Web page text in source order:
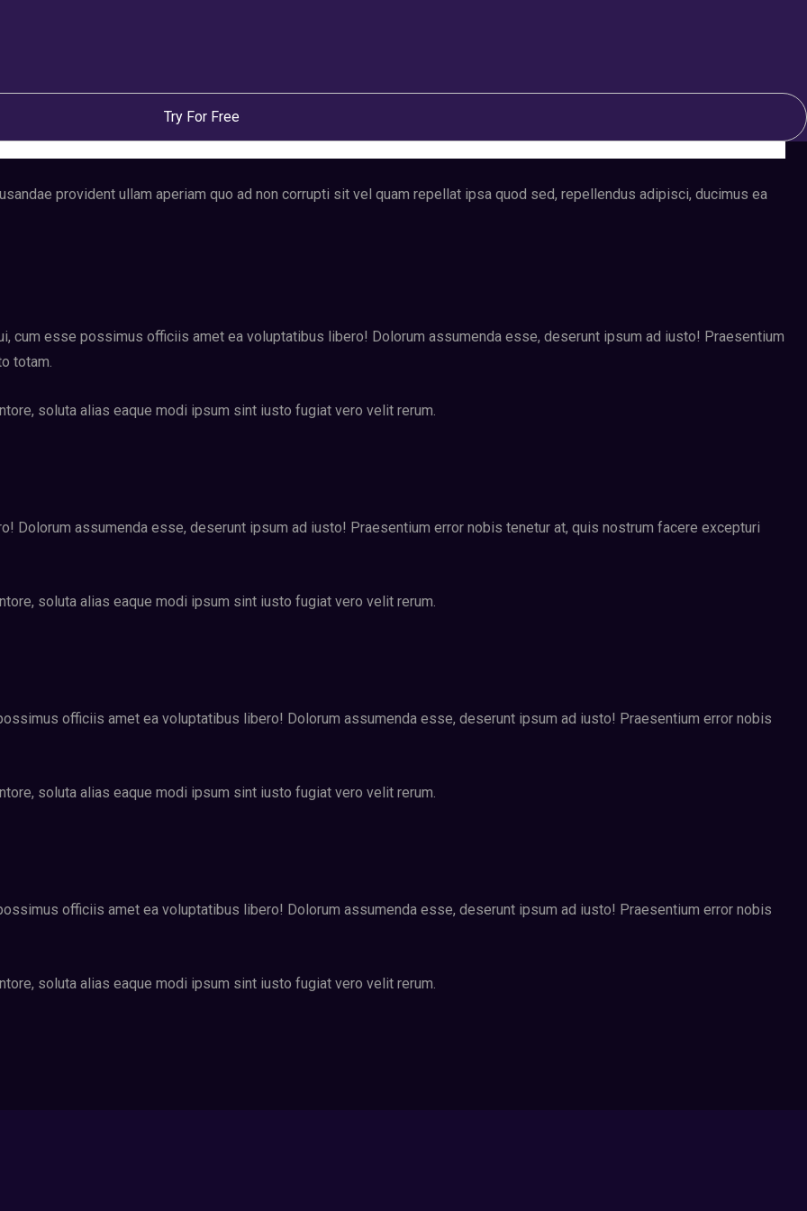
Try For Free
provident ullam aperiam quo ad non corrupti sit vel quam repellat ipsa quod sed, repellendus adipisci, ducimus ea
cum esse possimus officiis amet ea voluptatibus libero! Dolorum assumenda esse, deserunt ipsum ad iusto! Praesentium
totam.
soluta alias eaque modi ipsum sint iusto fugiat vero velit rerum.
Dolorum assumenda esse, deserunt ipsum ad iusto! Praesentium error nobis tenetur at, quis nostrum facere excepturi
soluta alias eaque modi ipsum sint iusto fugiat vero velit rerum.
officiis amet ea voluptatibus libero! Dolorum assumenda esse, deserunt ipsum ad iusto! Praesentium error nobis
soluta alias eaque modi ipsum sint iusto fugiat vero velit rerum.
officiis amet ea voluptatibus libero! Dolorum assumenda esse, deserunt ipsum ad iusto! Praesentium error nobis
soluta alias eaque modi ipsum sint iusto fugiat vero velit rerum.